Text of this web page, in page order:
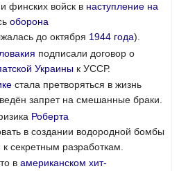
финских войск в наступление на
оборона
до октября 1944 года).
подписали договор о
Украины к УССР.
стала претворяться в жизнь
запрет на смешанные браки.
Роберта
в создании водородной бомбы
секретным разработкам.
вамериканском хит-